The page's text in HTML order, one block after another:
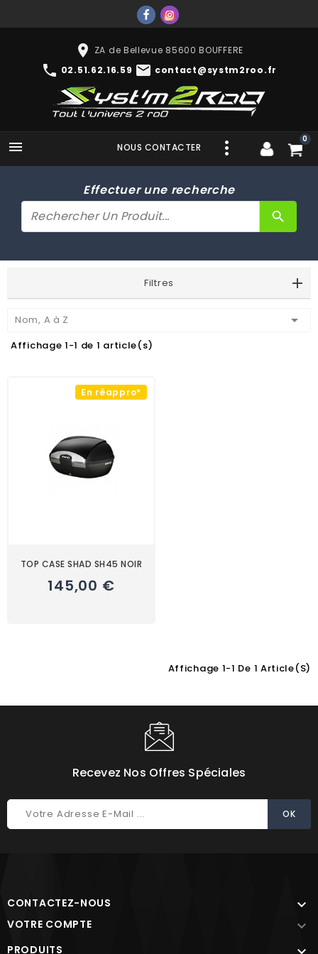
place ZA de Bellevue 85600 BOUFFERE
phone 02.51.62.16.59 mail contact@systm2roo.fr
 0
NOUS CONTACTER
Effectuer une recherche
search
Filtres
Nom, A à Z 
Affichage 1-1 de 1 article(s)
En réappro*
TOP CASE SHAD SH45 NOIR
145,00 €
Affichage 1-1 De 1 Article(s)
Recevez Nos Offres Spéciales
CONTACTEZ-NOUS 
VOTRE COMPTE 
PRODUITS